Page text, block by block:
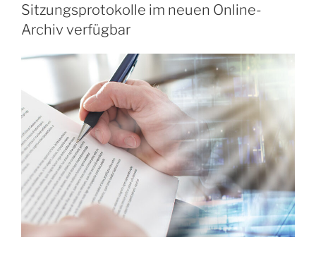
Sitzungsprotokolle im neuen Online-
Archiv verfügbar